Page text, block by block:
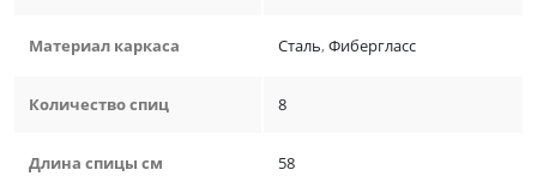
Материал каркаса Сталь,Фибергласс
Количество спиц 8
Длина спицы см 58